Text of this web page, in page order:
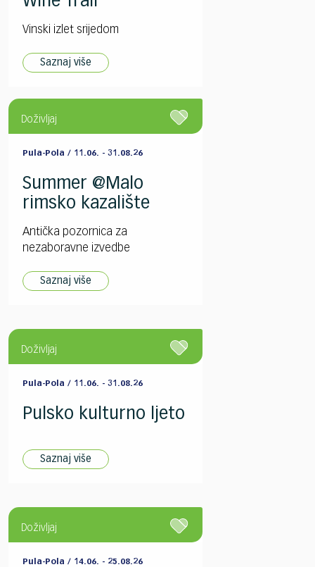
Vinski izlet srijedom
Saznaj više
Doživljaj
Pula-Pola / 11.06. - 31.08.26
Summer @Malo
rimsko kazalište
Antička pozornica za
nezaboravne izvedbe
Saznaj više
Doživljaj
Pula-Pola / 11.06. - 31.08.26
Pulsko kulturno ljeto
Saznaj više
Doživljaj
Pula-Pola / 14.06. - 25.08.26